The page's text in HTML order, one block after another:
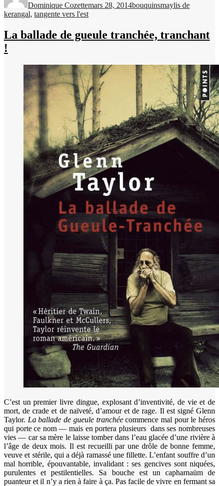
Dominique Cozettemars 28, 2014bouquinsmaylis de
kerangal, tangente vers l'est
La ballade de gueule tranchée, tranchant
!
C’est un premier livre dingue, explosant d’inventivité, de vie et de
mort, de crade et de naïveté, d’amour et de rage. Il est signé Glenn
Taylor. La ballade de gueule tranchéecommence mal pour le héros
qui porte ce nom — mais en portera plusieurs dans ses nombreuses
vies — car sa mère le laisse tomber dans l’eau glacée d’une rivière à
l’âge de deux mois. Il est recueilli par une drôle de bonne femme,
veuve et stérile, qui a déjà ramassé une fillette. L’enfant souffre d’un
mal horrible, épouvantable, invalidant : ses gencives sont niquées,
purulentes et pestilentielles. Sa bouche est un capharnaüm de
puanteur et il n’y a rien à faire à ça. Pas facile de vivre en fermant sa